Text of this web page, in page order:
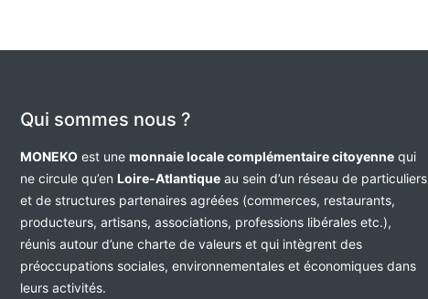
Qui sommes nous ?
MONEKO est une monnaie locale complémentaire citoyenne qui
ne circule qu’en Loire-Atlantique au sein d’un réseau de particuliers
et de structures partenaires agréées (commerces, restaurants,
producteurs, artisans, associations, professions libérales etc.),
réunis autour d’une charte de valeurs et qui intègrent des
préoccupations sociales, environnementales et économiques dans
leurs activités.